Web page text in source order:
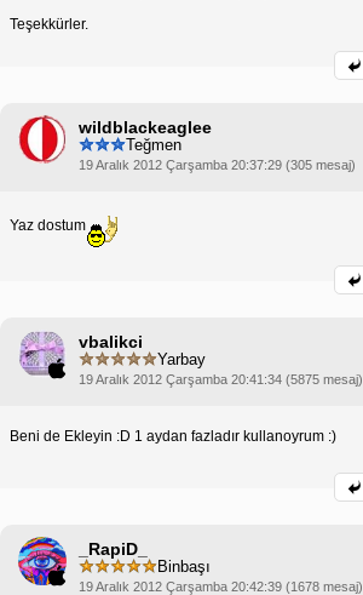
Teşekkürler.
wildblackeaglee
Teğmen
19 Aralık 2012 Çarşamba 20:37:29 (305 mesaj)
Yaz dostum
vbalikci
Yarbay
19 Aralık 2012 Çarşamba 20:41:34 (5875 mesaj)
Beni de Ekleyin :D 1 aydan fazladır kullanoyrum :)
_RapiD_
Binbaşı
19 Aralık 2012 Çarşamba 20:42:39 (1678 mesaj)